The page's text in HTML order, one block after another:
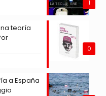
1
0
teoría
a España